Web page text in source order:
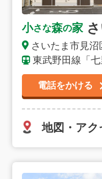
小さな森の家
さいたま市見沼
東武野田線「
電話をかける
地図・アク